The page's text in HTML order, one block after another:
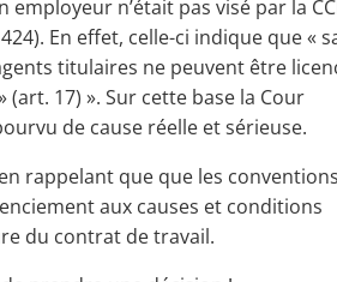
n’était pas visé par la
En effet, celle-ci indique que «
titulaires ne peuvent être
17) ». Sur cette base la Cour
de cause réelle et sérieuse.
rappelant que que les
aux causes et conditions
du contrat de travail.